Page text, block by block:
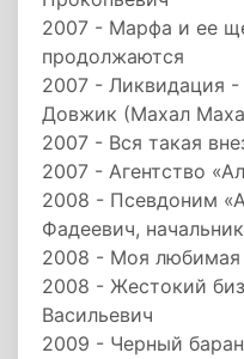
2007 - Марфа и ее
продолжаются
2007 - Ликвидация
Довжик (Махал
2007 - Вся такая
2007 - Агентство
2008 - Псевдоним
Фадеевич,
2008 - Моя
2008 - Жестокий
Васильевич
2009 - Черный